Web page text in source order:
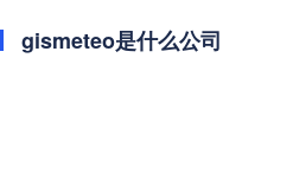
gismeteo是什么公司